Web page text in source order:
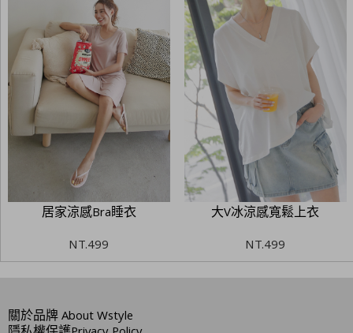
居家涼感Bra睡衣
NT.499
大V冰涼感寬鬆上衣
NT.499
關於品牌About Wstyle